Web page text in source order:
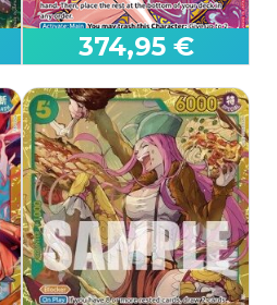
Boa Hancock (OP12-014)
OP15 - Adventure on Kami’s
Island
374,95 €